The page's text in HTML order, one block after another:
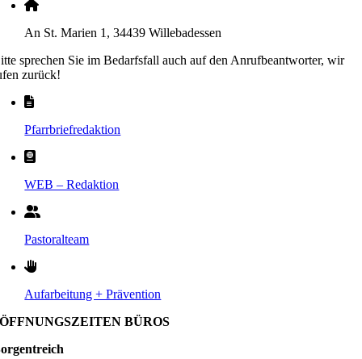
An St. Marien 1, 34439 Willebadessen
sprechen Sie im Bedarfsfall auch auf den Anrufbeantworter, wir
zurück!
Pfarrbriefredaktion
WEB – Redaktion
Pastoralteam
Aufarbeitung + Prävention
ÖFFNUNGSZEITEN BÜROS